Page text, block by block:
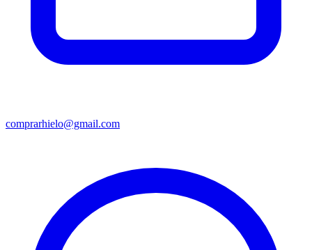
comprarhielo@gmail.com